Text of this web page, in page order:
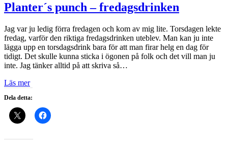
Planter´s punch – fredagsdrinken
Jag var ju ledig förra fredagen och kom av mig lite. Torsdagen lekte
fredag, varför den riktiga fredagsdrinken uteblev. Man kan ju inte
lägga upp en torsdagsdrink bara för att man firar helg en dag för
tidigt. Det skulle kunna sticka i ögonen på folk och det vill man ju
inte. Jag tänker alltid på att skriva så…
Läs mer
Dela detta: